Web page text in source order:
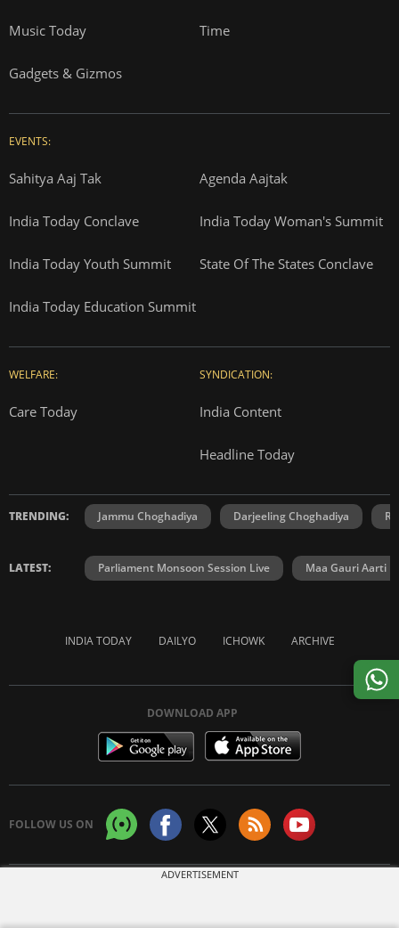
Music Today Time
Gadgets & Gizmos
EVENTS:
Sahitya Aaj Tak Agenda Aajtak
India Today Conclave India Today Woman's Summit
India Today Youth Summit State Of The States Conclave
India Today Education Summit
WELFARE:
Care Today
SYNDICATION:
India Content
Headline Today
TRENDING: Jammu Choghadiya Darjeeling Choghadiya
LATEST: Parliament Monsoon Session Live Maa Gauri Aarti
INDIA TODAY DAILYO ICHOWK ARCHIVE
DOWNLOAD APP
FOLLOW US ON
ADVERTISEMENT